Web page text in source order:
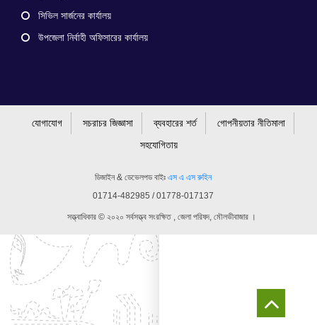
সিভিল সার্জনের কার্যালয়
উপজেলা নির্বাহী অফিসারের কার্যালয়
যোগাযোগ সচরাচর জিজ্ঞাসা ব্যবহারের শর্ত
গোপনীয়তার নীতিমালা
সহযোগিতায়
ডিজাইন & ডেভেলপড বাইঃ এস এ এস রুহিন
01714-482985 / 01778-017137
সত্ত্বাধিকার © ২০২০ সর্বসত্ত্ব সংরক্ষিত , জেলা পরিষদ, মৌলভীবাজার ।